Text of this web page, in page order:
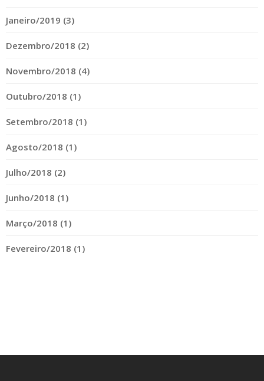
Janeiro/2019 (3)
Dezembro/2018 (2)
Novembro/2018 (4)
Outubro/2018 (1)
Setembro/2018 (1)
Agosto/2018 (1)
Julho/2018 (2)
Junho/2018 (1)
Março/2018 (1)
Fevereiro/2018 (1)